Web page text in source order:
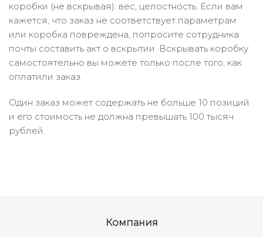
коробки (не вскрывая): вес, целостность. Если вам
кажется, что заказ не соответствует параметрам
или коробка повреждена, попросите сотрудника
почты составить акт о вскрытии. Вскрывать коробку
самостоятельно вы можете только после того, как
оплатили заказ.
Один заказ может содержать не больше 10 позиций
и его стоимость не должна превышать 100 тысяч
рублей.
Компания